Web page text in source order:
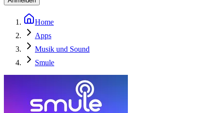
Home
Apps
Musik und Sound
Smule